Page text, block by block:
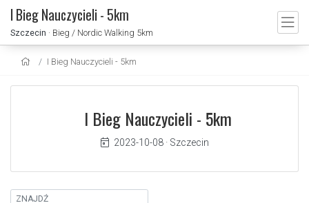
I Bieg Nauczycieli - 5km
Szczecin · Bieg / Nordic Walking 5km
I Bieg Nauczycieli - 5km
I Bieg Nauczycieli - 5km
2023-10-08· Szczecin